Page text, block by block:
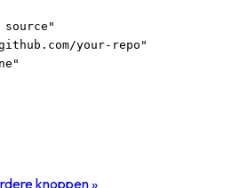
"
your-repo"
"
knoppen »